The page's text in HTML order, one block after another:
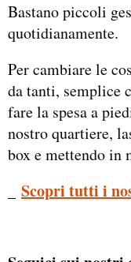
Bastano piccoli
quotidianamente.
Per cambiare le
da tanti, semplice
fare la spesa a
nostro quartiere,
box e mettendo in
Scopri tutti i